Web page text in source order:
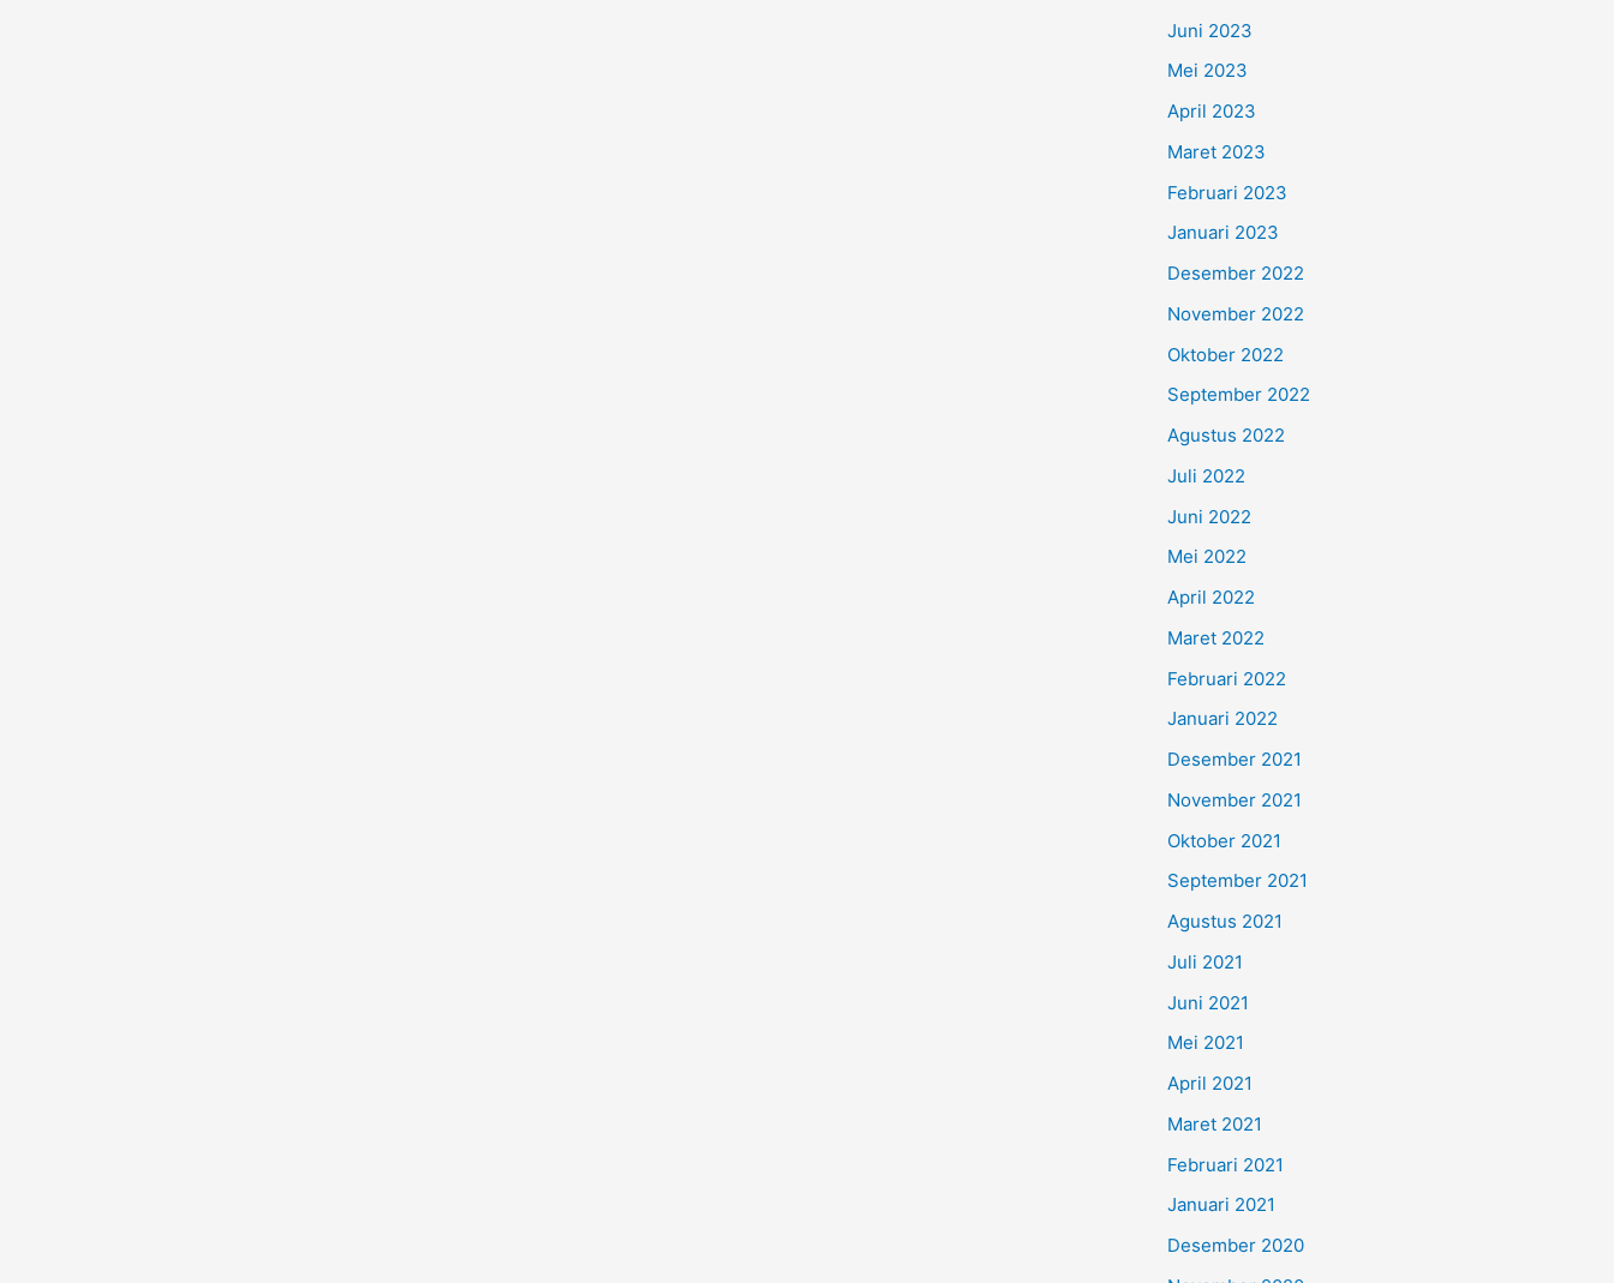
Juni 2023
Mei 2023
April 2023
Maret 2023
Februari 2023
Januari 2023
Desember 2022
November 2022
Oktober 2022
September 2022
Agustus 2022
Juli 2022
Juni 2022
Mei 2022
April 2022
Maret 2022
Februari 2022
Januari 2022
Desember 2021
November 2021
Oktober 2021
September 2021
Agustus 2021
Juli 2021
Juni 2021
Mei 2021
April 2021
Maret 2021
Februari 2021
Januari 2021
Desember 2020